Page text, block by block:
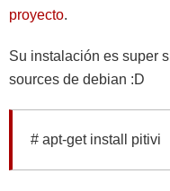
proyecto.
Su instalación es super
sources de debian :D
# apt-get install pitivi